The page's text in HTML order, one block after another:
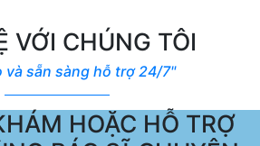
VỚI CHÚNG TÔI
và sẵn sàng hỗ trợ 24/7"
HOẶC HỖ TRỢ